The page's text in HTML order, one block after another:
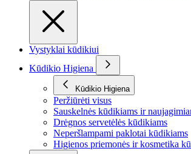
Vystyklai kūdikiui
Kūdikio Higiena
Kūdikio Higiena
Peržiūrėti visus
Sauskelnės kūdikiams ir
Drėgnos servetėlės kūdikiams
Neperšlampami paklotai kūdikiams
Higienos priemonės ir kosmetika